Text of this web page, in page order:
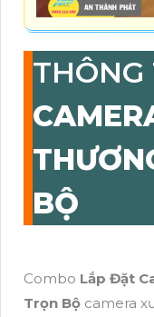
THÔNG
BỘ
Combo Lắp Đặt
Trọn Bộ camera